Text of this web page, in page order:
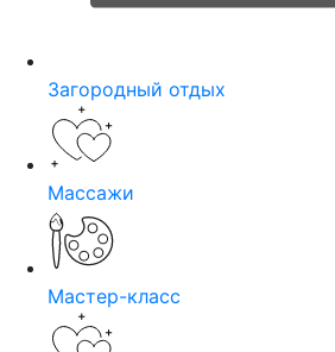
Загородный отдых
Массажи
Мастер-класс